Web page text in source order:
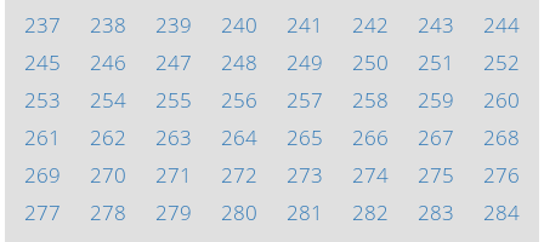
237
238 239 240 241 242 243
244
245
246 247 248 249 250 251
252
253
254 255 256 257 258 259
260
261
262 263 264 265 266 267
268
269
270 271 272 273 274 275
276
277
278 279 280 281 282 283
284